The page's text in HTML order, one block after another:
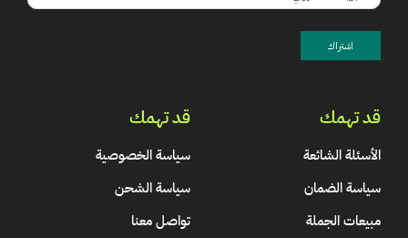
قد تهمك
الأسئلة الشائعة
سياسة الضمان
مبيعات الجملة
قد تهمك
سياسة الخصوصية
سياسة الشحن
تواصل معنا